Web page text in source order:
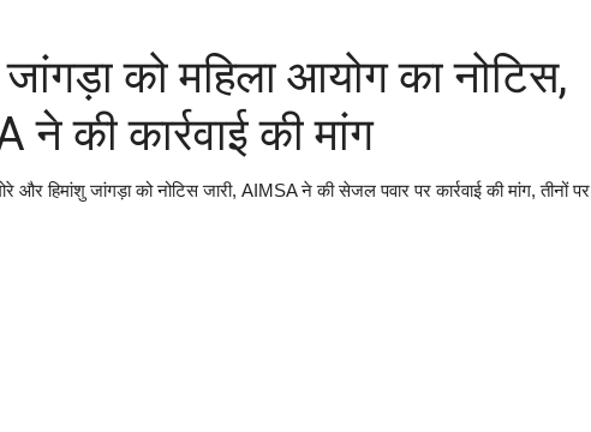
को महिला आयोग का नोटिस,
की कार्रवाई की मांग
हिमांशु जांगड़ा को नोटिस जारी, AIMSA ने की सेजल पवार पर कार्रवाई की मांग, तीनों पर